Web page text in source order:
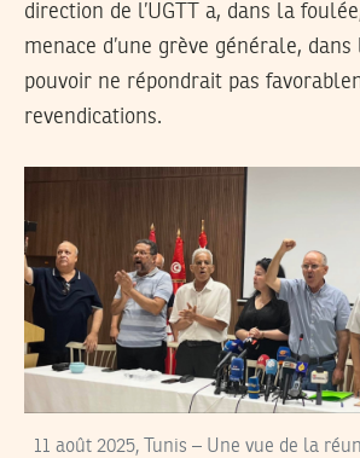
direction de l’UGTT a, dans la
menace d’une grève générale,
pouvoir ne répondrait pas
revendications.
11 août 2025, Tunis – Une vue de la